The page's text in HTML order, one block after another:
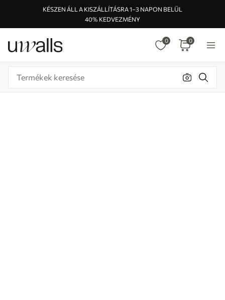
KÉSZEN ÁLL A KISZÁLLÍTÁSRA 1–3 NAPON BELÜL
40% KEDVEZMÉNY
0 0